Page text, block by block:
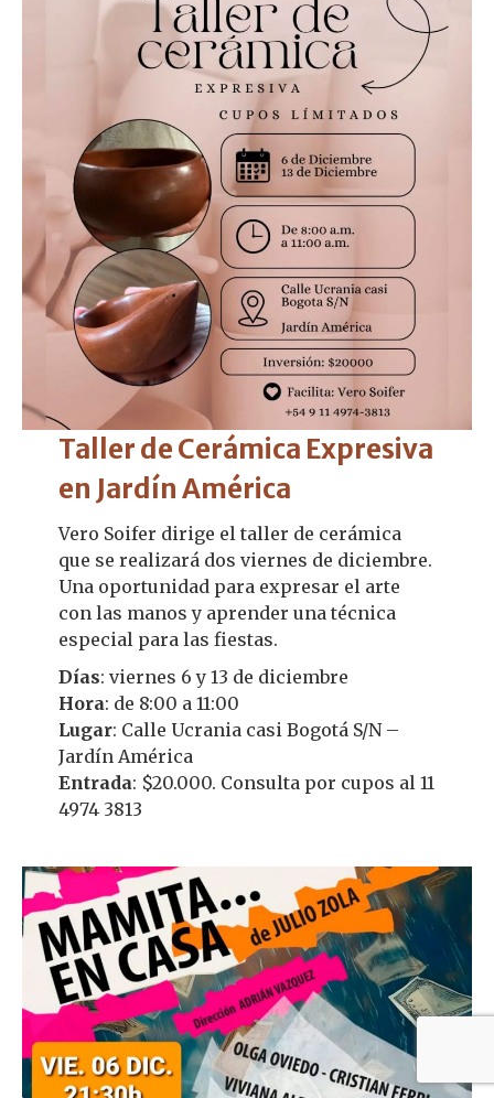
Taller de Cerámica Expresiva
en Jardín América
Vero Soifer dirige el taller de cerámica
que se realizará dos viernes de diciembre.
Una oportunidad para expresar el arte
con las manos y aprender una técnica
especial para las fiestas.
Días: viernes 6 y 13 de diciembre
Hora: de 8:00 a 11:00
Lugar: Calle Ucrania casi Bogotá S/N –
Jardín América
Entrada: $20.000. Consulta por cupos al 11
4974 3813